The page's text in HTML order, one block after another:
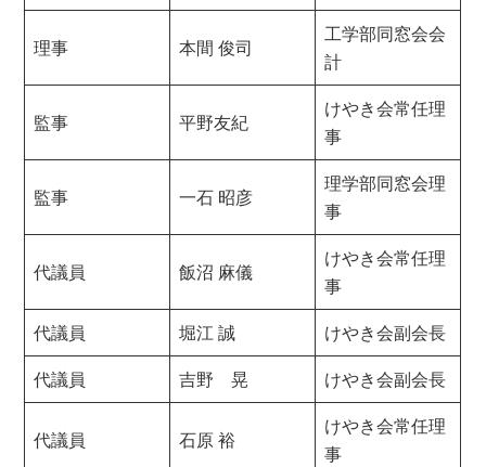
理事 本間 俊司
工学部同窓会会
計
監事 平野友紀
けやき会常任理
事
監事 一石 昭彦
理学部同窓会理
事
代議員 飯沼 麻儀
けやき会常任理
事
代議員
堀江 誠
けやき会副会長
代議員
吉野 晃 けやき会副会長
代議員 石原 裕
けやき会常任理
事